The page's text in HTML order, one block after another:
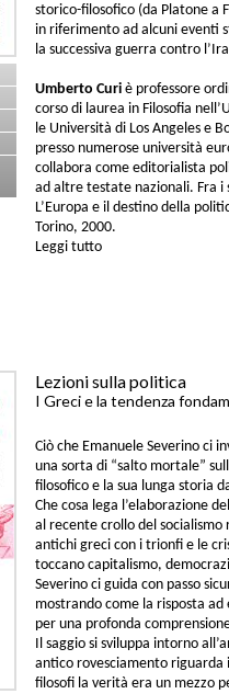
storico-filosofico (da Platone a
in riferimento ad alcuni eventi
la successiva guerra contro
Umberto Curi è professore
corso di laurea in Filosofia
le Università di Los Angeles e
presso numerose università
collabora come editorialista
ad altre testate nazionali. Fra i
L’Europa e il destino della
Torino, 2000.
Leggi tutto
Lezioni sulla politica
I Greci e la tendenza
Ciò che Emanuele Severino ci
una sorta di “salto mortale”
filosofico e la sua lunga storia
Che cosa lega l’elaborazione
al recente crollo del socialismo
antichi greci con i trionfi e le
toccano capitalismo,
Severino ci guida con passo
mostrando come la risposta
per una profonda
Il saggio si sviluppa intorno
antico rovesciamento
filosofi la verità era un mezzo